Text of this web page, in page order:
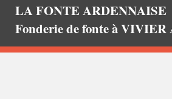
LA FONTE ARDENNAISE
Fonderie de fonte à VIVIER